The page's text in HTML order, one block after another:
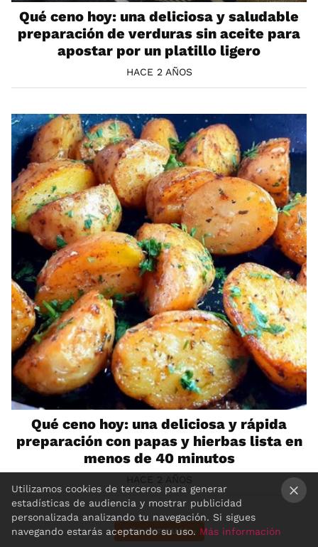
Qué ceno hoy: una deliciosa y saludable
preparación de verduras sin aceite para
apostar por un platillo ligero
HACE 2 AÑOS
Qué ceno hoy: una deliciosa y rápida
preparación con papas y hierbas lista en
menos de 40 minutos
HACE 2 AÑOS
MÁS ANTIGUAS»
Utilizamos cookies de terceros para generar
estadísticas de audiencia y mostrar publicidad
personalizada analizando tu navegación. Si sigues
navegando estarás aceptando su uso. Más información